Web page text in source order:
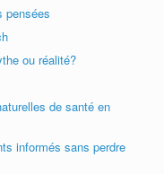
pensées
ou réalité?
de santé en
informés sans perdre